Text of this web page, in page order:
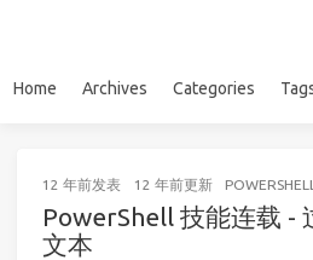
Home Archives Categories
12 年前发表 12 年前更新 POWERSHELL
PowerShell 技能连载 -
文本